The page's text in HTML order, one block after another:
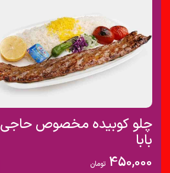
چلو کوبیده مخصوص حاجی
بابا
450,000 تومان